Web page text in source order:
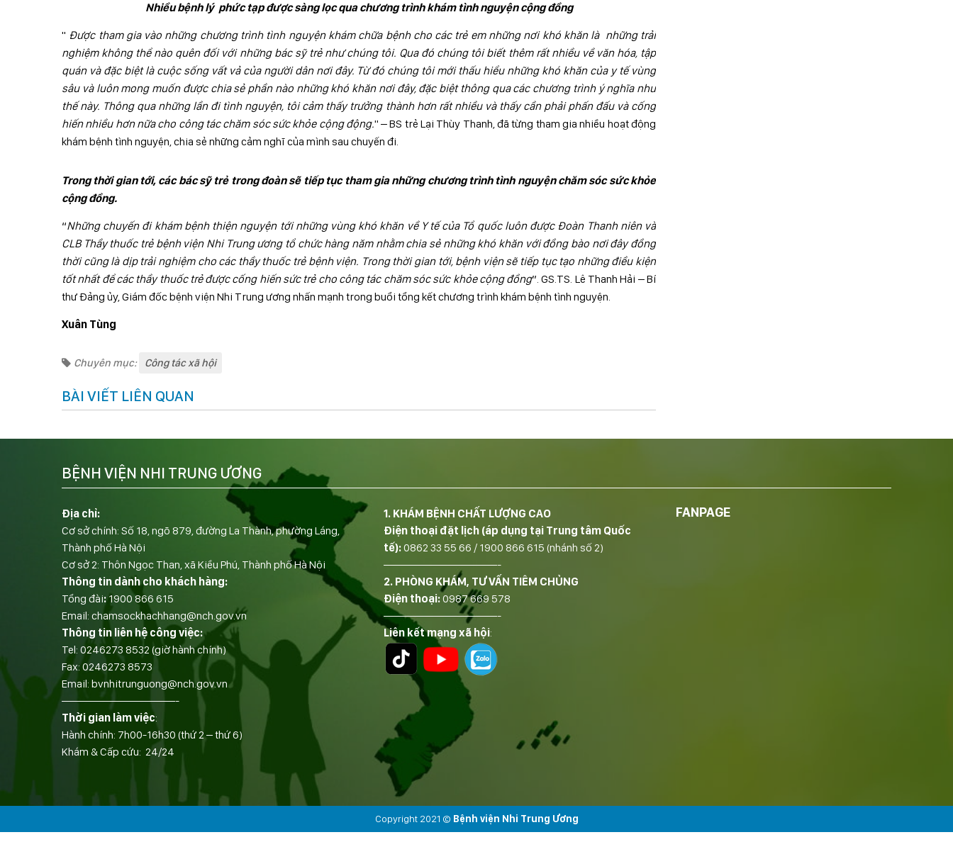
Nhiều bệnh lý phức tạp được sàng lọc qua chương trình khám tình nguyện cộng đồng
" Được tham gia vào những chương trình tình nguyện khám chữa bệnh cho các trẻ em những nơi khó khăn là những trải
nghiệm không thể nào quên đối với những bác sỹ trẻ như chúng tôi. Qua đó chúng tôi biết thêm rất nhiều về văn hóa, tập
quán và đặc biệt là cuộc sống vất vả của người dân nơi đây. Từ đó chúng tôi mới thấu hiểu những khó khăn của y tế vùng
sâu và luôn mong muốn được chia sẻ phần nào những khó khăn nơi đây, đặc biệt thông qua các chương trình ý nghĩa như
thế này. Thông qua những lần đi tình nguyện, tôi cảm thấy trưởng thành hơn rất nhiều và thấy cần phải phấn đấu và cống
hiến nhiều hơn nữa cho công tác chăm sóc sức khỏe cộng động." – BS trẻ Lại Thùy Thanh, đã từng tham gia nhiều hoạt động
khám bệnh tình nguyện, chia sẻ những cảm nghĩ của mình sau chuyến đi.
Trong thời gian tới, các bác sỹ trẻ trong đoàn sẽ tiếp tục tham gia những chương trình tình nguyện chăm sóc sức khỏe
cộng đồng.
“Những chuyến đi khám bệnh thiện nguyện tới những vùng khó khăn về Y tế của Tổ quốc luôn được Đoàn Thanh niên và
CLB Thầy thuốc trẻ bệnh viện Nhi Trung ương tổ chức hàng năm nhằm chia sẻ những khó khăn với đồng bào nơi đây đồng
thời cũng là dịp trải nghiệm cho các thầy thuốc trẻ bệnh viện. Trong thời gian tới, bệnh viện sẽ tiếp tục tạo những điều kiện
tốt nhất để các thầy thuốc trẻ được cống hiến sức trẻ cho công tác chăm sóc sức khỏe cộng đồng”. GS.TS. Lê Thanh Hải – Bí
thư Đảng ủy, Giám đốc bệnh viện Nhi Trung ương nhấn mạnh trong buổi tổng kết chương trình khám bệnh tình nguyện.
Xuân Tùng
Chuyên mục: Công tác xã hội
BÀI VIẾT LIÊN QUAN
Địa chỉ:
Cơ sở chính: Số 18, ngõ 879, đường La Thành, phường Láng,
Thành phố Hà Nội
Cơ sở 2: Thôn Ngọc Than, xã Kiều Phú, Thành phố Hà Nội
Thông tin dành cho khách hàng:
Tổng đài:1900 866 615
Email: chamsockhachhang@nch.gov.vn
Thông tin liên hệ công việc:
Tel: 0246273 8532 (giờ hành chính)
Fax:0246273 8573
Email: bvnhitrunguong@nch.gov.vn
——————————-
Thời gian làm việc:
Hành chính: 7h00-16h30 (thứ 2 – thứ 6)
Khám & Cấp cứu: 24/24
1. KHÁM BỆNH CHẤT LƯỢNG CAO
Điện thoại đặt lịch (áp dụng tại Trung tâm Quốc
tế):0862 33 55 66 / 1900 866 615 (nhánh số 2)
——————————-
2. PHÒNG KHÁM, TƯ VẤN TIÊM CHỦNG
Điện thoại:0987 669 578
——————————-
Liên kết mạng xã hội:
FANPAGE
BỆNH VIỆN NHI TRUNG ƯƠNG
Copyright 2021 © Bệnh viện Nhi Trung Ương